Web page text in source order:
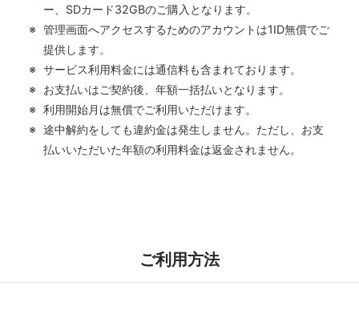
ー、SDカード32GBのご購入となります。
管理画面へアクセスするためのアカウントは1ID無償でご
提供します。
サービス利用料金には通信料も含まれております。
お支払いはご契約後、年額一括払いとなります。
利用開始月は無償でご利用いただけます。
途中解約をしても違約金は発生しません。ただし、お支
払いいただいた年額の利用料金は返金されません。
ご利用方法